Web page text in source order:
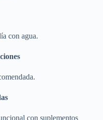
con agua.
con suplementos